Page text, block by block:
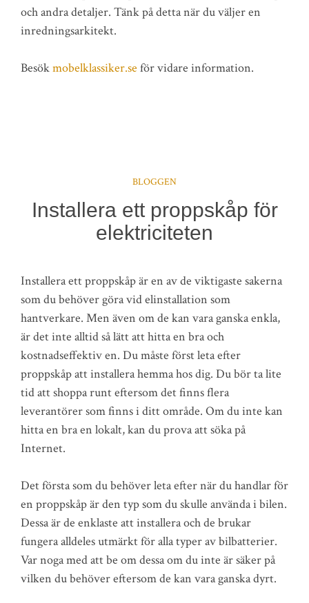
och andra detaljer. Tänk på detta när du väljer en
inredningsarkitekt.
Besökmobelklassiker.se för vidare information.
BLOGGEN
Installera ett proppskåp för
elektriciteten
Installera ett proppskåp är en av de viktigaste sakerna
som du behöver göra vid elinstallation som
hantverkare. Men även om de kan vara ganska enkla,
är det inte alltid så lätt att hitta en bra och
kostnadseffektiv en. Du måste först leta efter
proppskåp att installera hemma hos dig. Du bör ta lite
tid att shoppa runt eftersom det finns flera
leverantörer som finns i ditt område. Om du inte kan
hitta en bra en lokalt, kan du prova att söka på
Internet.
Det första som du behöver leta efter när du handlar för
en proppskåp är den typ som du skulle använda i bilen.
Dessa är de enklaste att installera och de brukar
fungera alldeles utmärkt för alla typer av bilbatterier.
Var noga med att be om dessa om du inte är säker på
vilken du behöver eftersom de kan vara ganska dyrt.